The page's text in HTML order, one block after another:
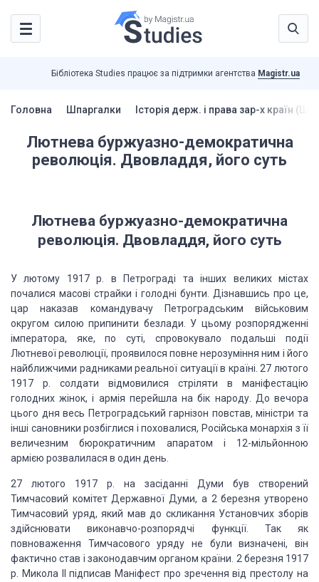
Бібліотека Studies працює за підтримки агентства Magistr.ua
Головна Шпаргалки Історія держ. і права зар-х країн
Лютнева буржуазно-демократична
революція. Двовладдя, його суть
Лютнева буржуазно-демократична
революція. Двовладдя, його суть
У лютому 1917 р. в Петрограді та інших великих містах
почалися масові страйки і голодні бунти. Дізнавшись про це,
цар наказав командувачу Петроградським військовим
округом силою припинити безлади. У цьому розпорядженні
імператора, яке, по суті, спровокувало подальші події
Лютневої революції, проявилося повне нерозуміння ним і його
найближчими радниками реальної ситуації в країні. 27 лютого
1917 р. солдати відмовилися стріляти в маніфестацію
голодних жінок, і армія перейшла на бік народу. До вечора
цього дня весь Петроградський гарнізон повстав, міністри та
інші сановники розбіглися і поховалися, Російська монархія з її
величезним бюрократичним апаратом і 12-мільйонною
армією розвалилася в один день.
27 лютого 1917 р. на засіданні Думи був створений
Тимчасовий комітет Державної Думи, а 2 березня утворено
Тимчасовий уряд, який мав до скликання Установчих зборів
здійснювати виконавчо-розпорядчі функції. Так як
повноваження Тимчасового уряду не були визначені, він
фактично став і законодавчим органом країни. 2 березня 1917
р. Микола II підписав Маніфест про зречення від престолу на